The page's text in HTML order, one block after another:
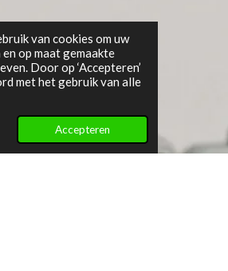
van cookies om uw
op maat gemaakte
Door op ‘Accepteren’
met het gebruik van alle
Accepteren